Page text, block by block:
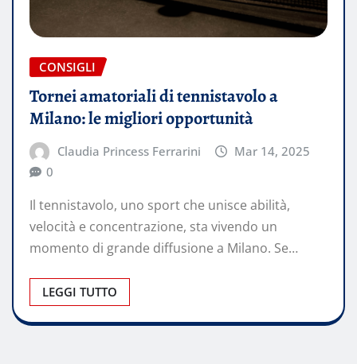
CONSIGLI
Tornei amatoriali di tennistavolo a
Milano: le migliori opportunità
Claudia Princess Ferrarini
Mar 14, 2025
0
Il tennistavolo, uno sport che unisce abilità,
velocità e concentrazione, sta vivendo un
momento di grande diffusione a Milano. Se…
LEGGI TUTTO